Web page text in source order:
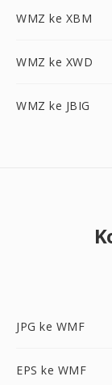
WMZ ke XBM
WMZ ke XWD
WMZ ke JBIG
JPG ke WMF
EPS ke WMF